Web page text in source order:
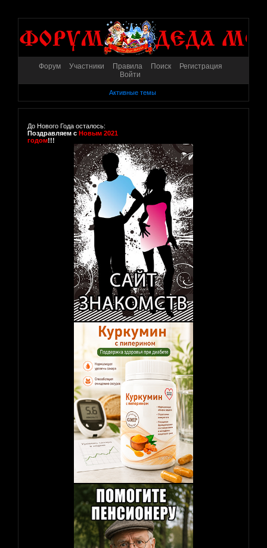
Форум Участники Правила Поиск
Регистрация
Войти
Активные темы
До Нового Года осталось:
Поздравляем с Новым 2021
годом!!!